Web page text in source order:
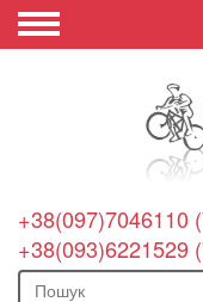
+38(097)7046110
+38(093)6221529